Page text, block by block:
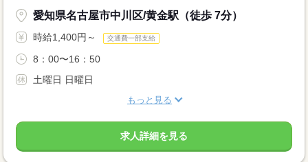
愛知県名古屋市中川区/黄金駅（徒歩 7分）
時給1,400円～ 交通費一部支給
8：00〜16：50
土曜日 日曜日
もっと見る
求人詳細を見る